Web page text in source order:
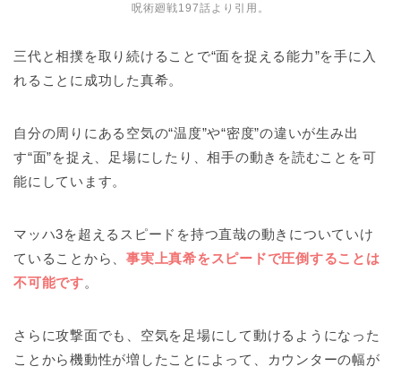
呪術廻戦197話より引用。
三代と相撲を取り続けることで“面を捉える能力”を手に入
れることに成功した真希。
自分の周りにある空気の“温度”や“密度”の違いが生み出
す“面”を捉え、足場にしたり、相手の動きを読むことを可
能にしています。
マッハ3を超えるスピードを持つ直哉の動きについていけ
ていることから、事実上真希をスピードで圧倒することは
不可能です。
さらに攻撃面でも、空気を足場にして動けるようになった
ことから機動性が増したことによって、カウンターの幅が